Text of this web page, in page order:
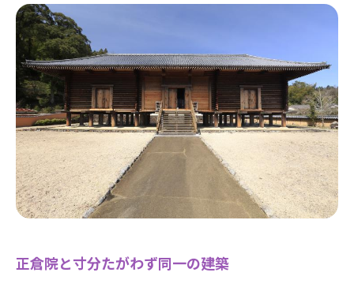
正倉院と寸分たがわず同一の建築